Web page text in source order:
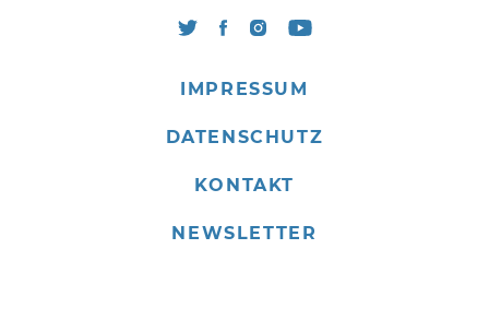
IMPRESSUM
DATENSCHUTZ
KONTAKT
NEWSLETTER